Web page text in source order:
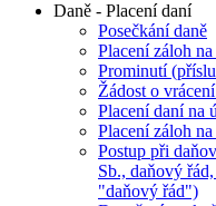
Daně - Placení daní
Posečkání daně
Placení záloh
Prominutí
Žádost o
Placení daní na
Placení záloh
Postup při
Sb., daňový
"daňový řád")